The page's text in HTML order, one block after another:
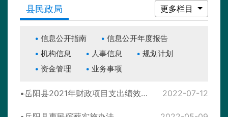
县民政局 更多栏目
信息公开指南
信息公开年度报告
机构信息
人事信息
规划计划
资金管理
业务事项
岳阳县2021年财政项目支出绩效评价自评报告 2022-07-12